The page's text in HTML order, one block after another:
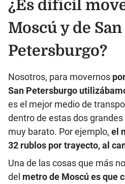
¿Es difícil
Moscú y de San
Petersburgo?
Nosotros, para movernos
San Petersburgo
es el mejor medio de
dentro de estas dos
muy barato. Por ejemplo, el
32 rublos por trayecto, al
Una de las cosas que más
del metro de Moscú es que